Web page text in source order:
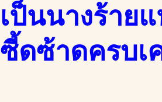
เป็นนางร้าย
ซี้ดซ้าดครบเ